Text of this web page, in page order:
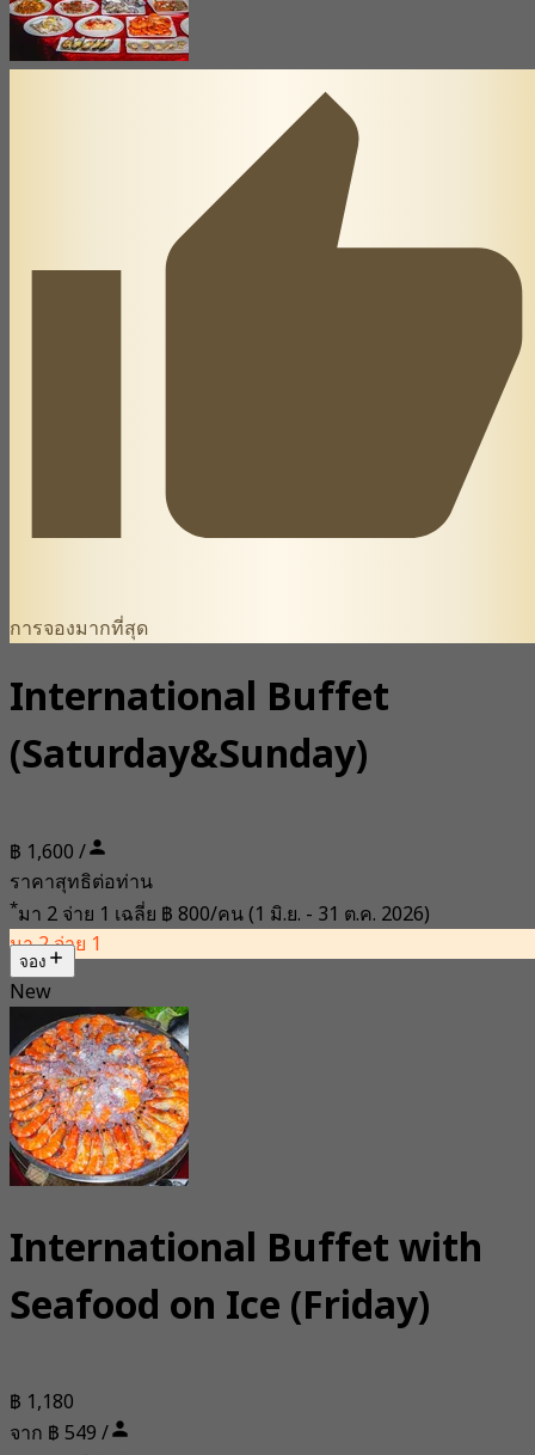
การจองมากที่สุด
International Buffet
(Saturday&Sunday)
฿ 1,600 /
ราคาสุทธิต่อท่าน
*มา 2 จ่าย 1 เฉลี่ย ฿ 800/คน(1 มิ.ย. - 31 ต.ค. 2026)
มา 2 จ่าย 1
จอง
New
International Buffet with
Seafood on Ice (Friday)
฿ 1,180
จาก ฿ 549 /